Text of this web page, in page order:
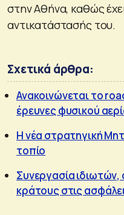
στην Αθήνα, καθώς
αντικατάστασής του.
Σχετικά άρθρα:
Ανακοινώνεται το
έρευνες φυσικού
Η νέα στρατηγική
τοπίο
Συνεργασία ιδιωτών,
κράτους στις